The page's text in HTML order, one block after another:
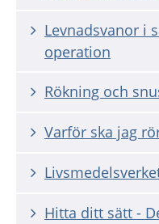
Levnadsvanor i
operation
Rökning och
Varför ska jag
Hitta ditt sätt -